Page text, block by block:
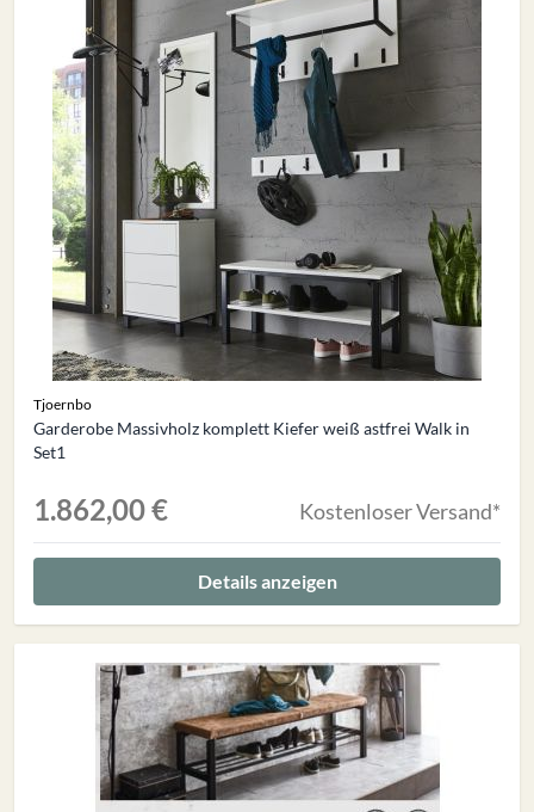
Tjoernbo
Garderobe Massivholz komplett Kiefer weiß astfrei Walk in
Set1
1.862,00 € Kostenloser Versand*
Details anzeigen